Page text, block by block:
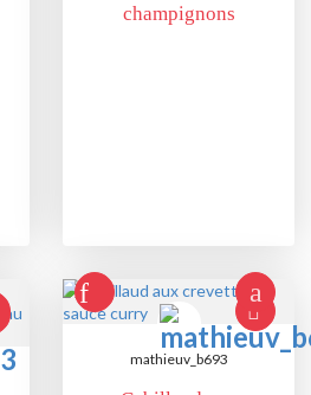
champignons
mathieuv_b693